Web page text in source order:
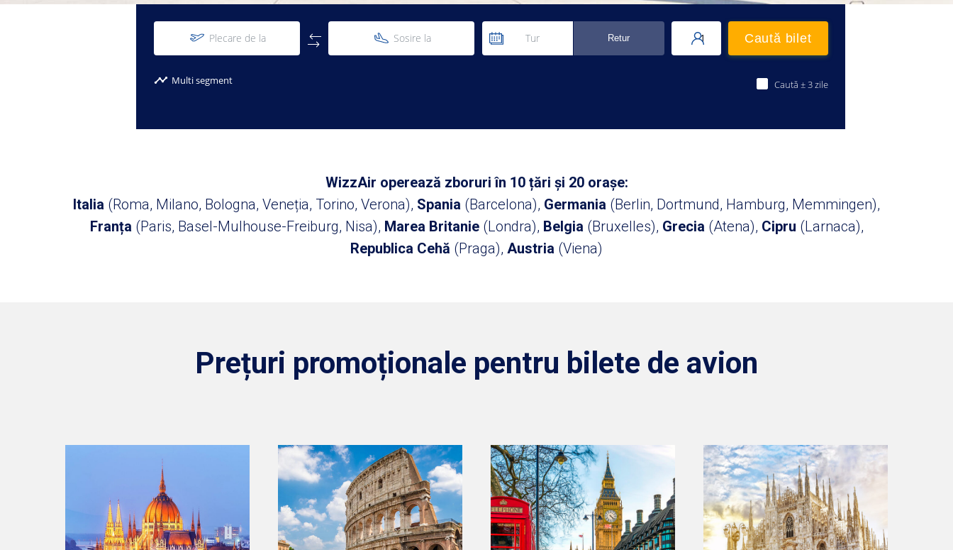
Plecare de la Sosire la Tur 1 Caută bilet
Caută ± 3 zile
Multi segment
WizzAir operează zboruri în 10 țări și 20 orașe:
Italia (Roma, Milano, Bologna, Veneția, Torino, Verona), Spania (Barcelona), Germania (Berlin, Dortmund, Hamburg, Memmingen),
Franța (Paris, Basel-Mulhouse-Freiburg, Nisa), Marea Britanie(Londra), Belgia (Bruxelles), Grecia (Atena), Cipru (Larnaca),
Republica Cehă (Praga), Austria (Viena)
Prețuri promoționale pentru bilete de avion